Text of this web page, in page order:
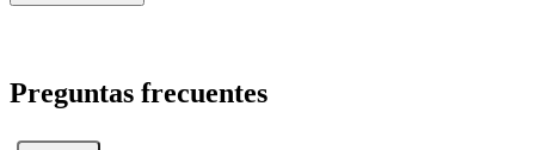
Preguntas frecuentes